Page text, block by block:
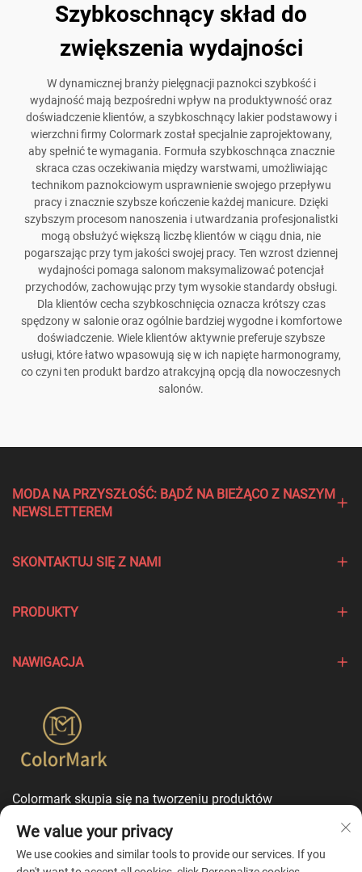
Szybkoschnący skład do
zwiększenia wydajności
W dynamicznej branży pielęgnacji paznokci szybkość i
wydajność mają bezpośredni wpływ na produktywność oraz
doświadczenie klientów, a szybkoschnący lakier podstawowy i
wierzchni firmy Colormark został specjalnie zaprojektowany,
aby spełnić te wymagania. Formuła szybkoschnąca znacznie
skraca czas oczekiwania między warstwami, umożliwiając
technikom paznokciowym usprawnienie swojego przepływu
pracy i znacznie szybsze kończenie każdej manicure. Dzięki
szybszym procesom nanoszenia i utwardzania profesjonalistki
mogą obsłużyć większą liczbę klientów w ciągu dnia, nie
pogarszając przy tym jakości swojej pracy. Ten wzrost dziennej
wydajności pomaga salonom maksymalizować potencjał
przychodów, zachowując przy tym wysokie standardy obsługi.
Dla klientów cecha szybkoschnięcia oznacza krótszy czas
spędzony w salonie oraz ogólnie bardziej wygodne i komfortowe
doświadczenie. Wiele klientów aktywnie preferuje szybsze
usługi, które łatwo wpasowują się w ich napięte harmonogramy,
co czyni ten produkt bardzo atrakcyjną opcją dla nowoczesnych
salonów.
MODA NA PRZYSZŁOŚĆ: BĄDŹ NA BIEŻĄCO Z NASZYM
NEWSLETTEREM
SKONTAKTUJ SIĘ Z NAMI
PRODUKTY
NAWIGACJA
Colormark skupia się na tworzeniu produktów
usługi dostosowania w trybie jednego punktu
kontaktowego.
We value your privacy
We use cookies and similar tools to provide our services. If you